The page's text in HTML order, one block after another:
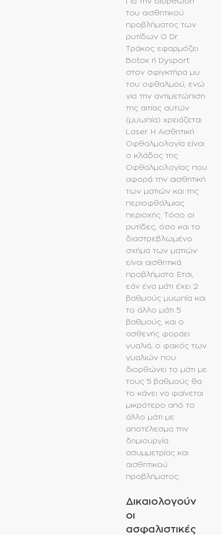
του αισθητικού
προβλήματος των
ρυτίδων O Dr
Tράκος εφαρμόζει
Βotox ή Dysport
στον σφιγκτήρα μυ
του οφθαλμού, ενώ
για την αντιμετώπιση
της αιτίας αυτών
(μυωπία) χρειάζεται
Laser. Η Αισθητική
Οφθαλμολογία είναι
ο κλάδος της
Οφθαλμολογίας που
αφορά την αισθητική
των ματιών και της
περιοφθάλμιας
περιοχής. Τόσο οι
ρυτίδες, όσο και το
διαστρεβλωμένο
σχήμα των ματιών
είναι αισθητικά
προβλήματα. Ετσι,
εάν ένα μάτι έχει 2
βαθμούς μυωπία και
το άλλο μάτι 5
βαθμούς, και ο
ασθενής φοράει
γυαλιά, ο φακός των
γυαλιών που
διορθώνει το μάτι με
τους 5 βαθμούς θα
το κάνει να φαίνεται
μικρότερο από το
άλλο μάτι με
αποτέλεσμα την
δημιουργία
ασυμμετρίας και
αισθητικού
προβλήματος.
Δικαιολογούν
οι
ασφαλιστικές